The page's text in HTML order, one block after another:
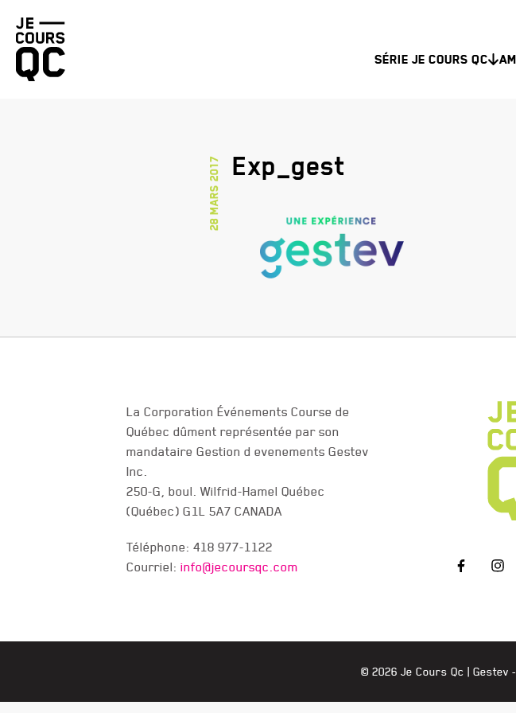
Retourner
la
Série Je Cours QC
28 mars 2017 Exp_gest
La Corporation Événements Course de
Québec dûment représentée par son
mandataire Gestion d evenements Gestev
Inc.
250-G, boul. Wilfrid-Hamel Québec
(Québec) G1L 5A7 CANADA
Téléphone: 418 977-1122
Courriel: info@jecoursqc.com
© 2026 Je Cours Qc | Gestev